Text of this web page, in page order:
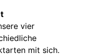
vier
mit sich.